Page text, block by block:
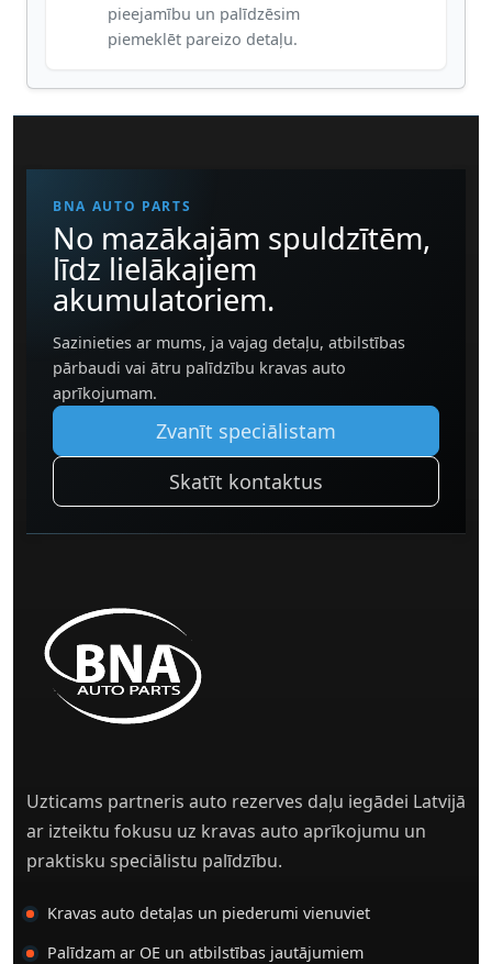
pieejamību un palīdzēsim
piemeklēt pareizo detaļu.
BNA AUTO PARTS
No mazākajām spuldzītēm,
līdz lielākajiem
akumulatoriem.
Sazinieties ar mums, ja vajag detaļu, atbilstības
pārbaudi vai ātru palīdzību kravas auto
aprīkojumam.
Zvanīt speciālistam
Skatīt kontaktus
Uzticams partneris auto rezerves daļu iegādei Latvijā
ar izteiktu fokusu uz kravas auto aprīkojumu un
praktisku speciālistu palīdzību.
Kravas auto detaļas un piederumi vienuviet
Palīdzam ar OE un atbilstības jautājumiem